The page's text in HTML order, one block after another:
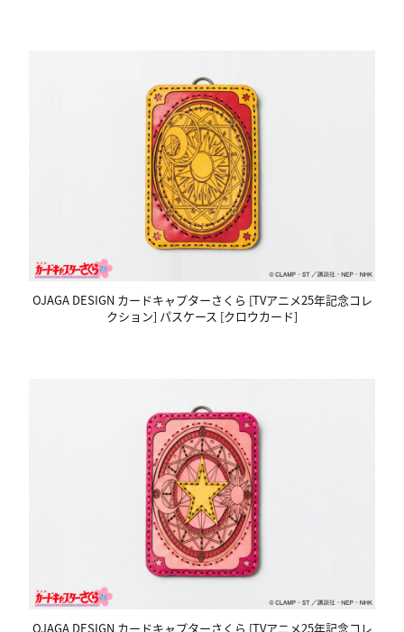
OJAGA DESIGN カードキャプターさくら [TVアニメ25年記念コレ
クション] パスケース [クロウカード]
OJAGA DESIGN カードキャプターさくら [TVアニメ25年記念コレ